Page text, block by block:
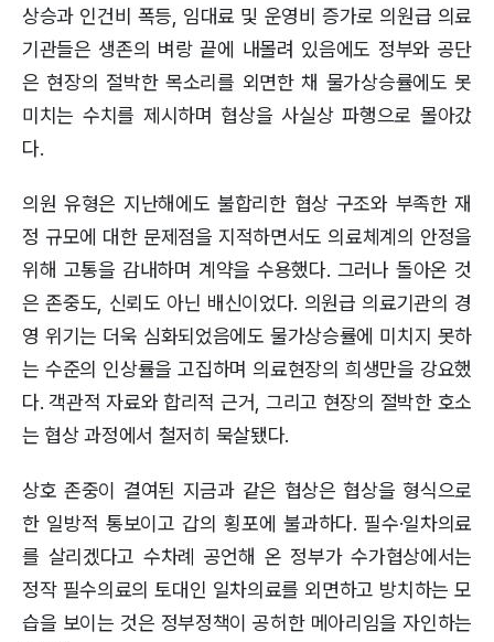
상승과 인건비 폭등, 임대료 및 운영비 증가로 의원급 의료
기관들은 생존의 벼랑 끝에 내몰려 있음에도 정부와 공단
은 현장의 절박한 목소리를 외면한 채 물가상승률에도 못
미치는 수치를 제시하며 협상을 사실상 파행으로 몰아갔
다.
의원 유형은 지난해에도 불합리한 협상 구조와 부족한 재
정 규모에 대한 문제점을 지적하면서도 의료체계의 안정을
위해 고통을 감내하며 계약을 수용했다. 그러나 돌아온 것
은 존중도, 신뢰도 아닌 배신이었다. 의원급 의료기관의 경
영 위기는 더욱 심화되었음에도 물가상승률에 미치지 못하
는 수준의 인상률을 고집하며 의료현장의 희생만을 강요했
다. 객관적 자료와 합리적 근거, 그리고 현장의 절박한 호소
는 협상 과정에서 철저히 묵살됐다.
상호 존중이 결여된 지금과 같은 협상은 협상을 형식으로
한 일방적 통보이고 갑의 횡포에 불과하다. 필수·일차의료
를 살리겠다고 수차례 공언해 온 정부가 수가협상에서는
정작 필수의료의 토대인 일차의료를 외면하고 방치하는 모
습을 보이는 것은 정부정책이 공허한 메아리임을 자인하는